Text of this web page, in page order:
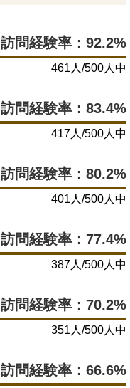
訪問経験率：92.2%
461人/500人中
訪問経験率：83.4%
417人/500人中
訪問経験率：80.2%
401人/500人中
訪問経験率：77.4%
387人/500人中
訪問経験率：70.2%
351人/500人中
訪問経験率：66.6%